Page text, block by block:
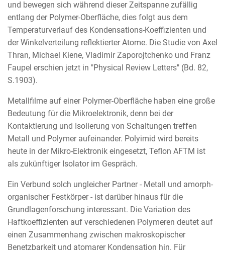
und bewegen sich während dieser Zeitspanne zufällig
entlang der Polymer-Oberfläche, dies folgt aus dem
Temperaturverlauf des Kondensations-Koeffizienten und
der Winkelverteilung reflektierter Atome. Die Studie von Axel
Thran, Michael Kiene, Vladimir Zaporojtchenko und Franz
Faupel erschien jetzt in "Physical Review Letters" (Bd. 82,
S.1903).
Metallfilme auf einer Polymer-Oberfläche haben eine große
Bedeutung für die Mikroelektronik, denn bei der
Kontaktierung und Isolierung von Schaltungen treffen
Metall und Polymer aufeinander. Polyimid wird bereits
heute in der Mikro-Elektronik eingesetzt, Teflon AFTM ist
als zukünftiger Isolator im Gespräch.
Ein Verbund solch ungleicher Partner - Metall und amorph-
organischer Festkörper - ist darüber hinaus für die
Grundlagenforschung interessant. Die Variation des
Haftkoeffizienten auf verschiedenen Polymeren deutet auf
einen Zusammenhang zwischen makroskopischer
Benetzbarkeit und atomarer Kondensation hin. Für